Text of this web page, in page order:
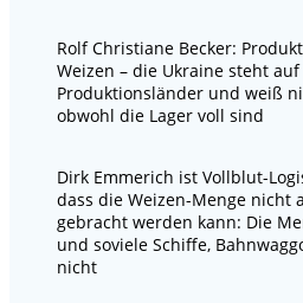
Rolf Christiane Becker:
Weizen – die Ukraine steht
Produktionsländer und weiß
obwohl die Lager voll sind
Dirk Emmerich ist Vollblut-
dass die Weizen-Menge nicht
gebracht werden kann: Die
und soviele Schiffe,
nicht